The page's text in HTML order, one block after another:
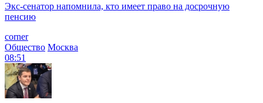
Экс-сенатор напомнила, кто имеет право на досрочную
пенсию
corner
Общество Москва
08:51